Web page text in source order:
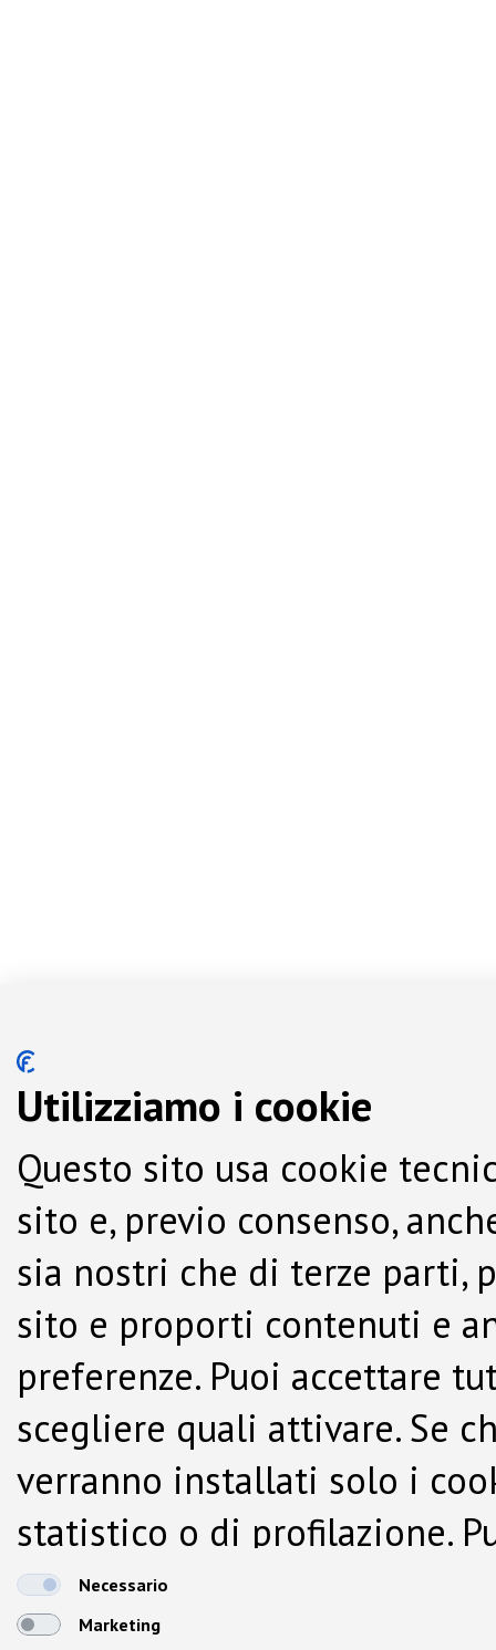
Utilizziamo i cookie
Questo sito usa cookie
sito e, previo consenso,
sia nostri che di terze parti,
sito e proporti contenuti e
preferenze. Puoi accettare
scegliere quali attivare. Se
verranno installati solo i
statistico o di profilazione.
dalla Cookie Policy.
Necessario
Marketing